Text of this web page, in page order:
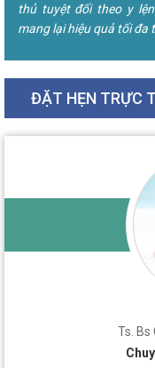
thủ tuyệt đối theo y
mang lại hiệu quả tối
ĐẶT HẸN TRỰC
Ts. Bs